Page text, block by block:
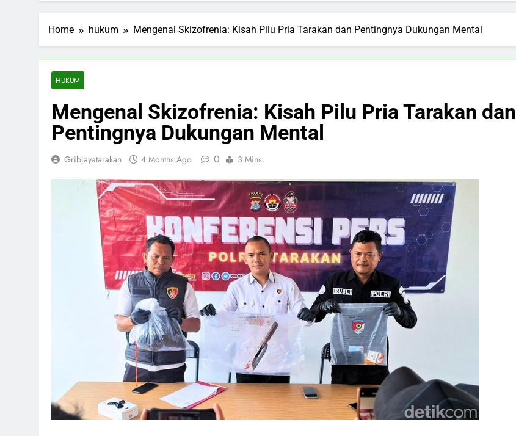
Home hukum Mengenal Skizofrenia: Kisah Pilu Pria Tarakan dan Pentingnya Dukungan Mental
HUKUM
Mengenal Skizofrenia: Kisah Pilu Pria Tarakan dan
Pentingnya Dukungan Mental
Gribjayatarakan 4 Months Ago 0 3 Mins